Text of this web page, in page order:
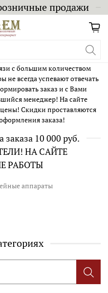
продажи
с большим количеством
не всегда успевают отвечать
заказ и с Вами
менеджер! На сайте
Скидки проставляются
заказа!
10 000 руб.
НА САЙТЕ
РАБОТЫ
аппараты